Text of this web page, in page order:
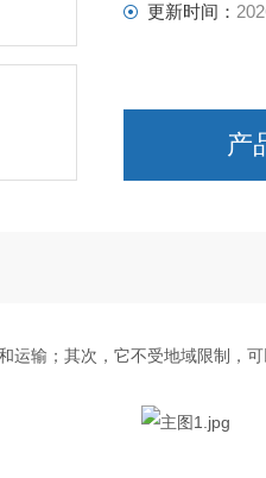
更新时间：
产
运输；其次，它不受地域限制，